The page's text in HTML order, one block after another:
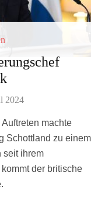
2024
machte
Schottland zu einem
seit ihrem
der britische